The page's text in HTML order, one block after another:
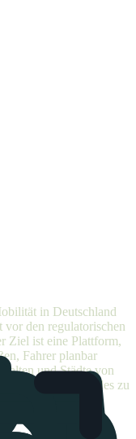
in Deutschland
vor den regulatorischen
Ziel ist eine Plattform,
Fahrer planbar
und Städte von
Bleibendes zu